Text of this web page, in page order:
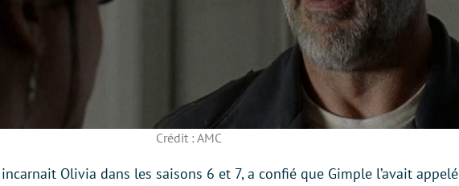
Crédit : AMC
Olivia dans les saisons 6 et 7, a confié que Gimple l’avait appelé